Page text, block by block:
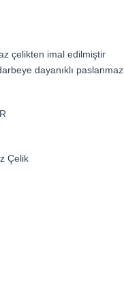
çelikten imal edilmiştir
dayanıklı paslanmaz
Çelik